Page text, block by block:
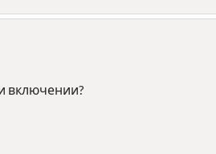
включении?